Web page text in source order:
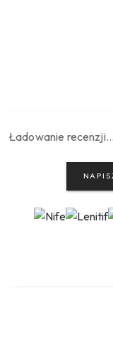
Ładowanie recenzji…